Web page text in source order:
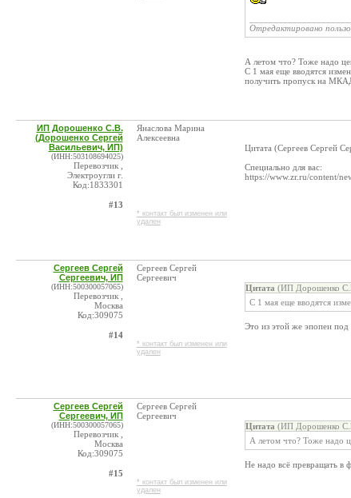
Отредактировано
А летом что? Тоже надо
С 1 мая еще вводятся
получить пропуск на
ИП Дорошенко С.В.
(Дорошенко Сергей
Васильевич, ИП)
(ИНН:503108694025)
Перевозчик ,
Электроугли г.
Код:1833301
#13
Янаслова Марина
Алексеевна
* контакт был изменен или
удален
Цитата (Сергеев Сергей
Специально для вас:
https://www.zr.ru/content/
Сергеев Сергей
Сергеевич, ИП
(ИНН:500300057065)
Перевозчик ,
Москва
Код:309075
#14
Сергеев Сергей
Сергеевич
* контакт был изменен или
удален
Цитата (ИП Дорошенко
С 1 мая еще вводятся
Это из этой же эпопеи
Сергеев Сергей
Сергеевич, ИП
(ИНН:500300057065)
Перевозчик ,
Москва
Код:309075
#15
Сергеев Сергей
Сергеевич
* контакт был изменен или
удален
Цитата (ИП Дорошенко
А летом что? Тоже надо
Не надо всё превращать в